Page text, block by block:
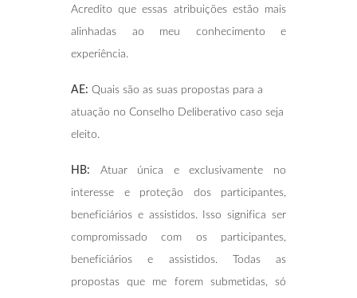
Acredito que essas atribuições estão mais
alinhadas ao meu conhecimento e
experiência.
AE: Quais são as suas propostas para a
atuação no Conselho Deliberativo caso seja
eleito.
HB: Atuar única e exclusivamente no
interesse e proteção dos participantes,
beneficiários e assistidos. Isso significa ser
compromissado com os participantes,
beneficiários e assistidos. Todas as
propostas que me forem submetidas, só